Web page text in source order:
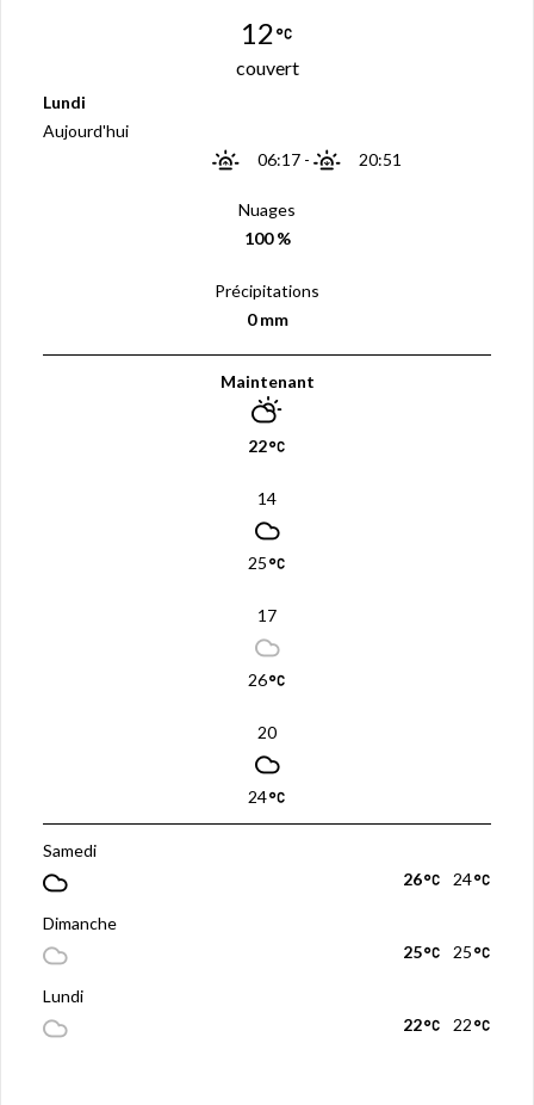
12
couvert
Lundi
Aujourd'hui
06:17- 20:51
Nuages
100 %
Précipitations
0 mm
Maintenant
22
14
25
17
26
20
24
Samedi
24
26
Dimanche
25
25
Lundi
22
22